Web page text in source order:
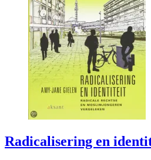
Radicalisering en